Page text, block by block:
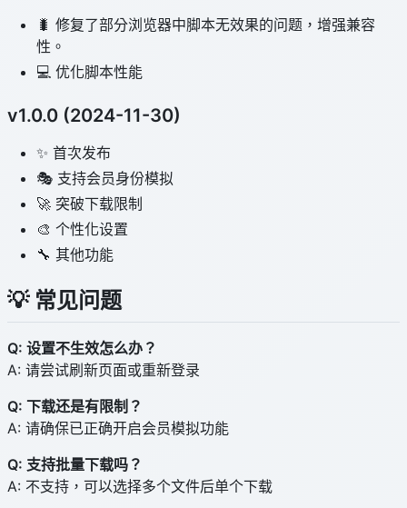
🐛 修复了部分浏览器中脚本无效果的问题，增强兼容
性。
💻 优化脚本性能
v1.0.0 (2024-11-30)
✨ 首次发布
🎭 支持会员身份模拟
🚀 突破下载限制
🎨 个性化设置
🔧 其他功能
💡 常见问题
Q: 设置不生效怎么办？
A: 请尝试刷新页面或重新登录
Q: 下载还是有限制？
A: 请确保已正确开启会员模拟功能
Q: 支持批量下载吗？
A: 不支持，可以选择多个文件后单个下载